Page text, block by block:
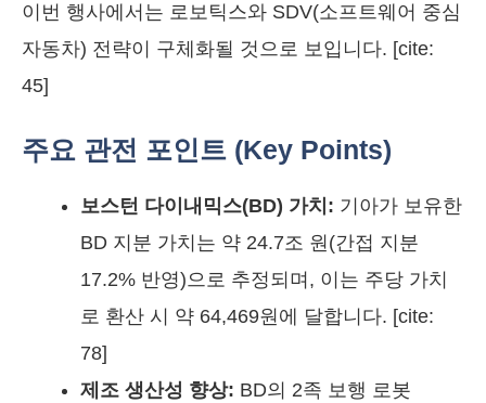
이번 행사에서는 로보틱스와 SDV(소프트웨어 중심
자동차) 전략이 구체화될 것으로 보입니다. [cite:
45]
주요 관전 포인트 (Key Points)
보스턴 다이내믹스(BD) 가치: 기아가 보유한
BD 지분 가치는 약 24.7조 원(간접 지분
17.2% 반영)으로 추정되며, 이는 주당 가치
로 환산 시 약 64,469원에 달합니다. [cite:
78]
제조 생산성 향상: BD의 2족 보행 로봇